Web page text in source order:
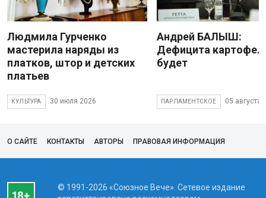
Людмила Гурченко
мастерила наряды из
платков, штор и детских
платьев
КУЛЬТУРА 30 июля 2026
Андрей БАЛЫШ:
Дефицита
будет
ПАРЛАМЕНТСКОЕ 05 августа
О САЙТЕ КОНТАКТЫ АВТОРЫ ПРАВОВАЯ ИНФОРМАЦИЯ
© 1991-2026 «Союзное Вече». Сетевое издание